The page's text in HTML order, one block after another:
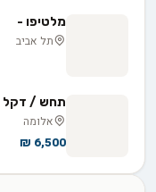
מלטיפו -
תל אביב
תחש / דקל
אלומה
6,500 ₪